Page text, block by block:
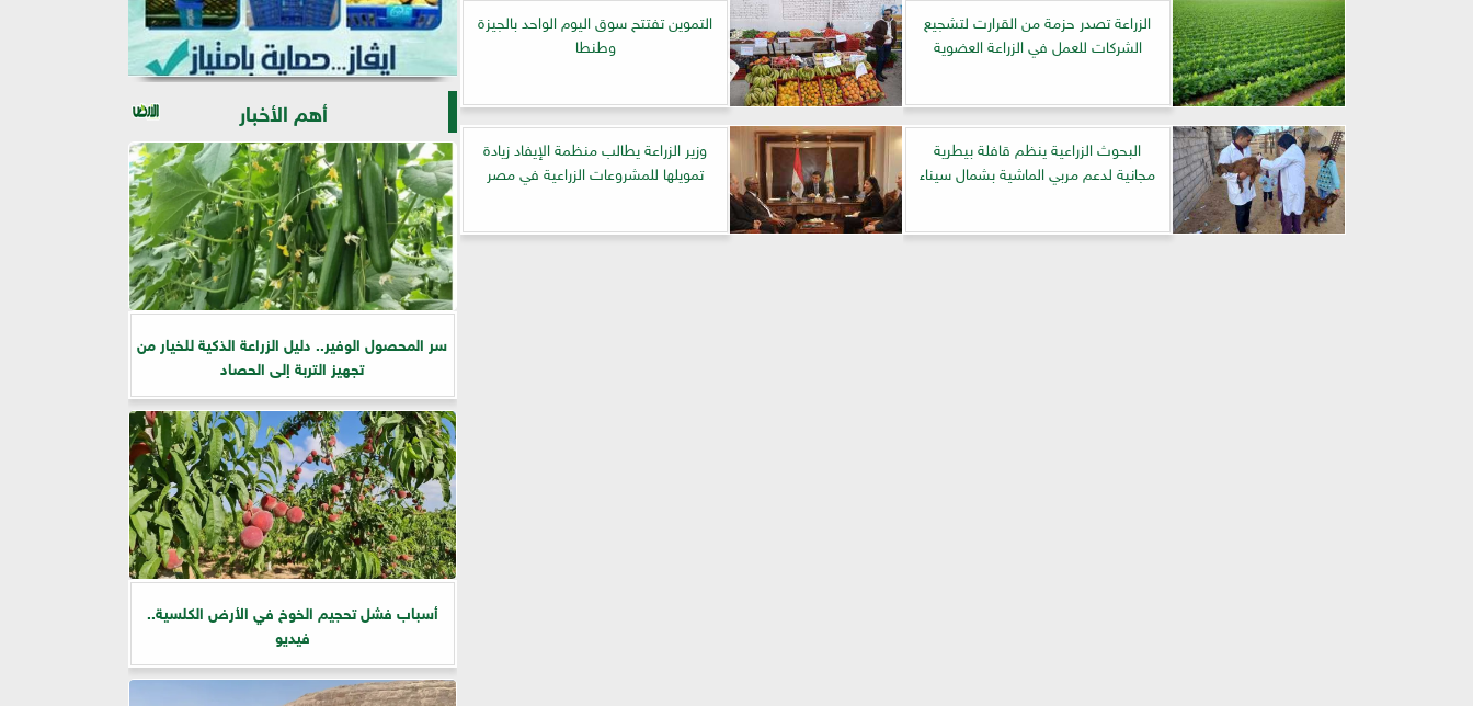
الزراعة تصدر حزمة من القرارت لتشجيع
الشركات للعمل في الزراعة العضوية
التموين تفتتح سوق اليوم الواحد بالجيزة
وطنطا
البحوث الزراعية ينظم قافلة بيطرية
مجانية لدعم مربي الماشية بشمال سيناء
وزير الزراعة يطالب منظمة الإيفاد زيادة
تمويلها للمشروعات الزراعية في مصر
أهم الأخبار
سر المحصول الوفير.. دليل الزراعة الذكية للخيار من
تجهيز التربة إلى الحصاد
أسباب فشل تحجيم الخوخ في الأرض الكلسية..
فيديو